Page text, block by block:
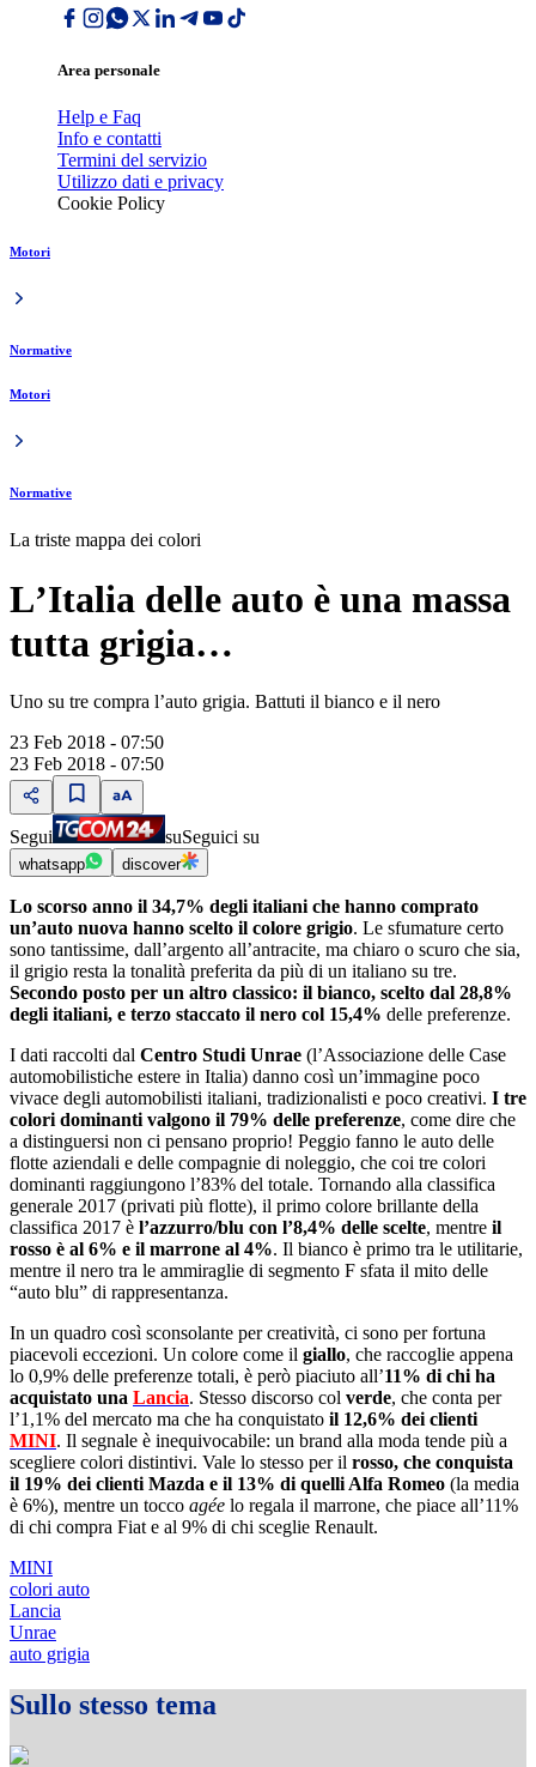
Area personale
Help e Faq
Info e contatti
Termini del servizio
Utilizzo dati e privacy
Cookie Policy
Motori
Normative
Motori
Normative
La triste mappa dei colori
LʼItalia delle auto è una massa
tutta grigia…
Uno su tre compra lʼauto grigia. Battuti il bianco e il nero
23 Feb 2018 - 07:50
23 Feb 2018 - 07:50
Segui suSeguici su
whatsapp discover
Lo scorso anno il 34,7% degli italiani che hanno comprato
unʼauto nuova hanno scelto il colore grigio. Le sfumature certo
sono tantissime, dallʼargento allʼantracite, ma chiaro o scuro che sia,
il grigio resta la tonalità preferita da più di un italiano su tre.
Secondo posto per un altro classico: il bianco, scelto dal 28,8%
degli italiani, e terzo staccato il nero col 15,4% delle preferenze.
I dati raccolti dal Centro Studi Unrae (l’Associazione delle Case
automobilistiche estere in Italia) danno così unʼimmagine poco
vivace degli automobilisti italiani, tradizionalisti e poco creativi. I tre
colori dominanti valgono il 79% delle preferenze, come dire che
a distinguersi non ci pensano proprio! Peggio fanno le auto delle
flotte aziendali e delle compagnie di noleggio, che coi tre colori
dominanti raggiungono lʼ83% del totale. Tornando alla classifica
generale 2017 (privati più flotte), il primo colore brillante della
classifica 2017 è l’azzurro/blu con lʼ8,4% delle scelte, mentre il
rosso è al 6% e il marrone al 4%. Il bianco è primo tra le utilitarie,
mentre il nero tra le ammiraglie di segmento F sfata il mito delle
“auto blu” di rappresentanza.
In un quadro così sconsolante per creatività, ci sono per fortuna
piacevoli eccezioni. Un colore come il giallo, che raccoglie appena
lo 0,9% delle preferenze totali, è però piaciuto allʼ11% di chi ha
acquistato una Lancia. Stesso discorso col verde, che conta per
lʼ1,1% del mercato ma che ha conquistato il 12,6% dei clienti
MINI. Il segnale è inequivocabile: un brand alla moda tende più a
scegliere colori distintivi. Vale lo stesso per il rosso, che conquista
il 19% dei clienti Mazda e il 13% di quelli Alfa Romeo (la media
è 6%), mentre un tocco agée lo regala il marrone, che piace allʼ11%
di chi compra Fiat e al 9% di chi sceglie Renault.
MINI
colori auto
Lancia
Unrae
auto grigia
Sullo stesso tema